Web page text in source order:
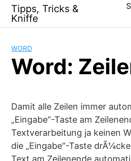
Tipps, Tricks &
Kniffe
WORD
Word:
Damit alle Zeilen immer
„Eingabe“-Taste am
Textverarbeitung ja keinen
die „Eingabe“-Taste
Text am Zeilenende